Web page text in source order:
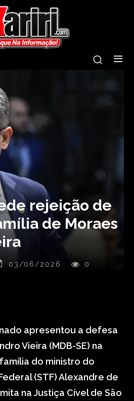
rejeição de
de Moraes
03/06/2026 0
apresentou a defesa
Vieira (MDB-SE) na
do ministro do
(STF) Alexandre de
na Justiça Cível de São